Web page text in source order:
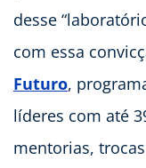
desse
com essa
Futuro,
líderes com até
mentorias,